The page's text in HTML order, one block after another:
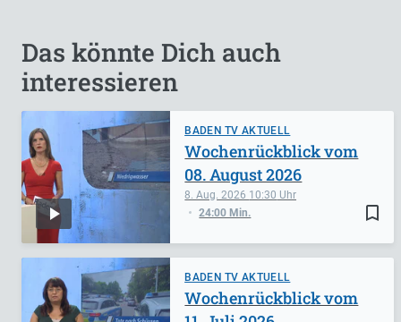
Das könnte Dich auch
interessieren
BADEN TV AKTUELL
bookmark_border
8. Aug. 2026 10:30
24:00 Min.
Wochenrückblick vom
08. August 2026
BADEN TV AKTUELL
Wochenrückblick vom